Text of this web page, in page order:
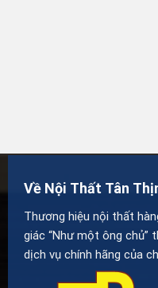
Về Nội Thất Tân
Thương hiệu nội thất
giác “Như một ông chủ”
dịch vụ chính hãng của